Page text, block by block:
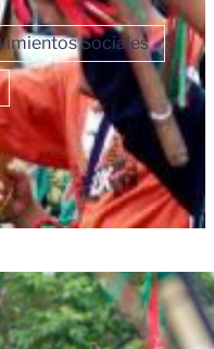
Sociales